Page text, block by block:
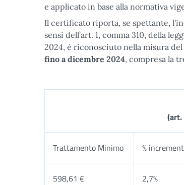
e applicato in base alla normativa
Il certificato riporta, se spettante,
sensi dell’art. 1, comma 310, della
2024, è riconosciuto nella misura del
fino a dicembre 2024, compresa la
(art.
Trattamento Minimo %
598,61 € 2,7%